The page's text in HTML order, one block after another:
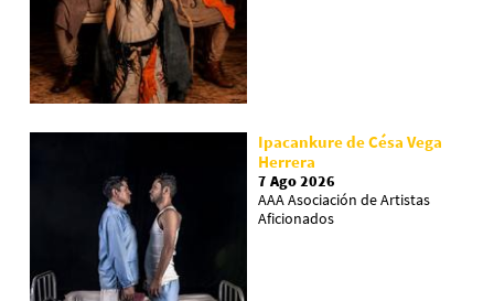
Ipacankure de Césa Vega
Herrera
7 Ago 2026
AAA Asociación de Artistas
Aficionados